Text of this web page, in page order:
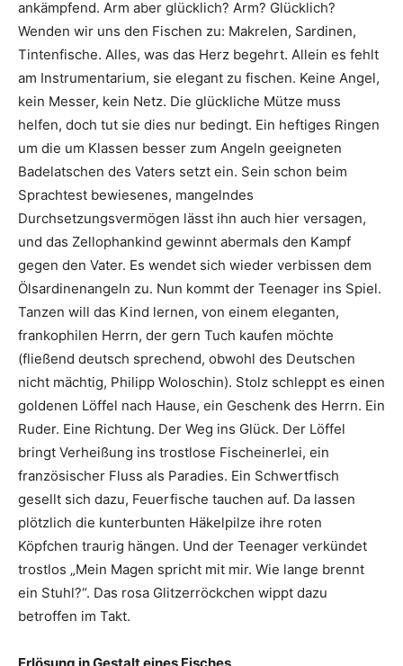
ankämpfend. Arm aber glücklich? Arm? Glücklich?
Wenden wir uns den Fischen zu: Makrelen, Sardinen,
Tintenfische. Alles, was das Herz begehrt. Allein es fehlt
am Instrumentarium, sie elegant zu fischen. Keine Angel,
kein Messer, kein Netz. Die glückliche Mütze muss
helfen, doch tut sie dies nur bedingt. Ein heftiges Ringen
um die um Klassen besser zum Angeln geeigneten
Badelatschen des Vaters setzt ein. Sein schon beim
Sprachtest bewiesenes, mangelndes
Durchsetzungsvermögen lässt ihn auch hier versagen,
und das Zellophankind gewinnt abermals den Kampf
gegen den Vater. Es wendet sich wieder verbissen dem
Ölsardinenangeln zu. Nun kommt der Teenager ins Spiel.
Tanzen will das Kind lernen, von einem eleganten,
frankophilen Herrn, der gern Tuch kaufen möchte
(fließend deutsch sprechend, obwohl des Deutschen
nicht mächtig, Philipp Woloschin). Stolz schleppt es einen
goldenen Löffel nach Hause, ein Geschenk des Herrn. Ein
Ruder. Eine Richtung. Der Weg ins Glück. Der Löffel
bringt Verheißung ins trostlose Fischeinerlei, ein
französischer Fluss als Paradies. Ein Schwertfisch
gesellt sich dazu, Feuerfische tauchen auf. Da lassen
plötzlich die kunterbunten Häkelpilze ihre roten
Köpfchen traurig hängen. Und der Teenager verkündet
trostlos „Mein Magen spricht mit mir. Wie lange brennt
ein Stuhl?“. Das rosa Glitzerröckchen wippt dazu
betroffen im Takt.